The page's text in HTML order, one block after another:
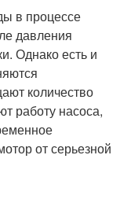
в процессе
давления
Однако есть и
количество
работу насоса,
от серьезной